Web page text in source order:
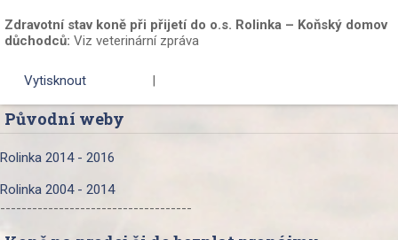
Zdravotní stav koně při přijetí do o.s. Rolinka – Koňský domov
důchodců: Viz veterinární zpráva
Vytisknout |
Původní weby
Rolinka 2014 - 2016
Rolinka 2004 - 2014
------------------------------------